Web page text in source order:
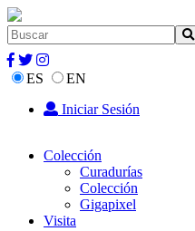
ES
EN
Iniciar Sesión
Colección
Curadurías
Colección
Gigapixel
Visita